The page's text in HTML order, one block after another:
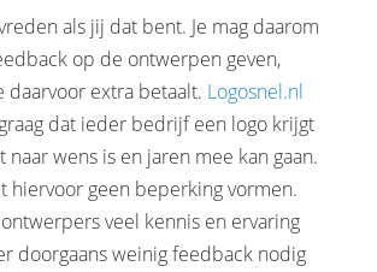
als jij dat bent. Je mag daarom
op de ontwerpen geven,
daarvoor extra betaalt. Logosnel.nl
dat ieder bedrijf een logo krijgt
wens is en jaren mee kan gaan.
hiervoor geen beperking vormen.
veel kennis en ervaring
doorgaans weinig feedback nodig